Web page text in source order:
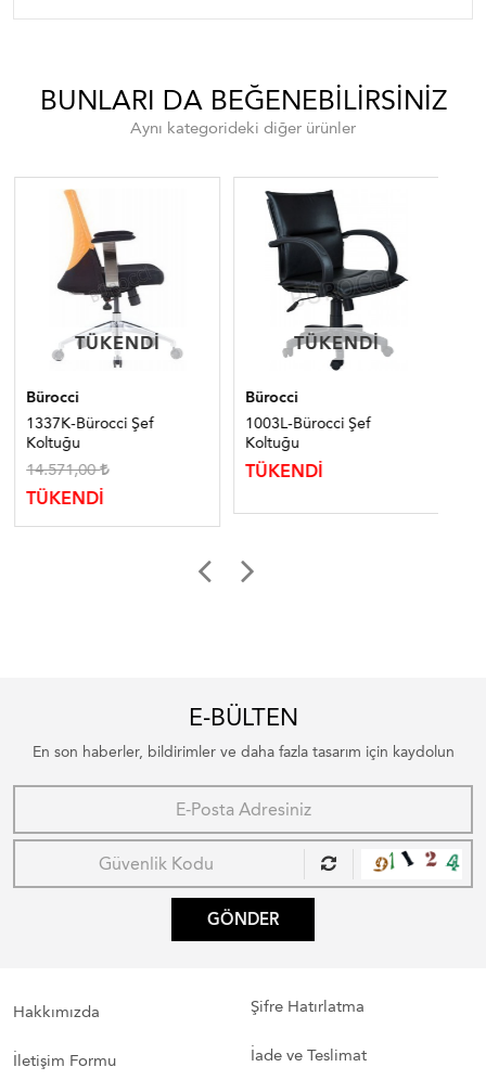
BUNLARI DA BEĞENEBILIRSINIZ
Aynı kategorideki diğer ürünler
TÜKENDI
TÜKENDI
Bürocci
1337K-Bürocci Şef
Koltuğu
14.571,00
TÜKENDİ
TÜKENDI
TÜKENDI
Bürocci
1003L-Bürocci Şef
Koltuğu
TÜKENDİ
E-BÜLTEN
En son haberler, bildirimler ve daha fazla tasarım için kaydolun
GÖNDER
Hakkımızda
İletişim Formu
Şifre Hatırlatma
İade ve Teslimat